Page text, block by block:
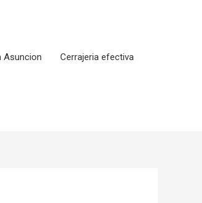
Asuncion
Cerrajeria efectiva